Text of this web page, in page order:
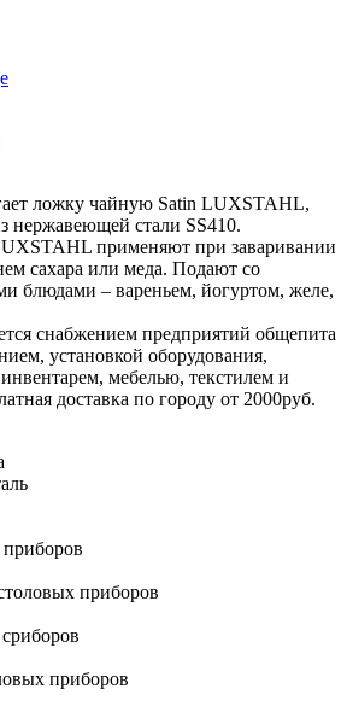
ложку чайную Satin LUXSTAHL,
нержавеющей стали SS410.
применяют при заваривании
сахара или меда. Подают со
блюдами – вареньем, йогуртом, желе,
снабжением предприятий общепита
установкой оборудования,
мебелью, текстилем и
доставка по городу от 2000руб.
приборов
приборов